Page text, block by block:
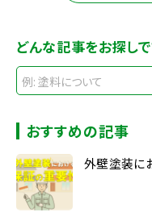
どんな記事をお探しで
おすすめの記事
外壁塗装に